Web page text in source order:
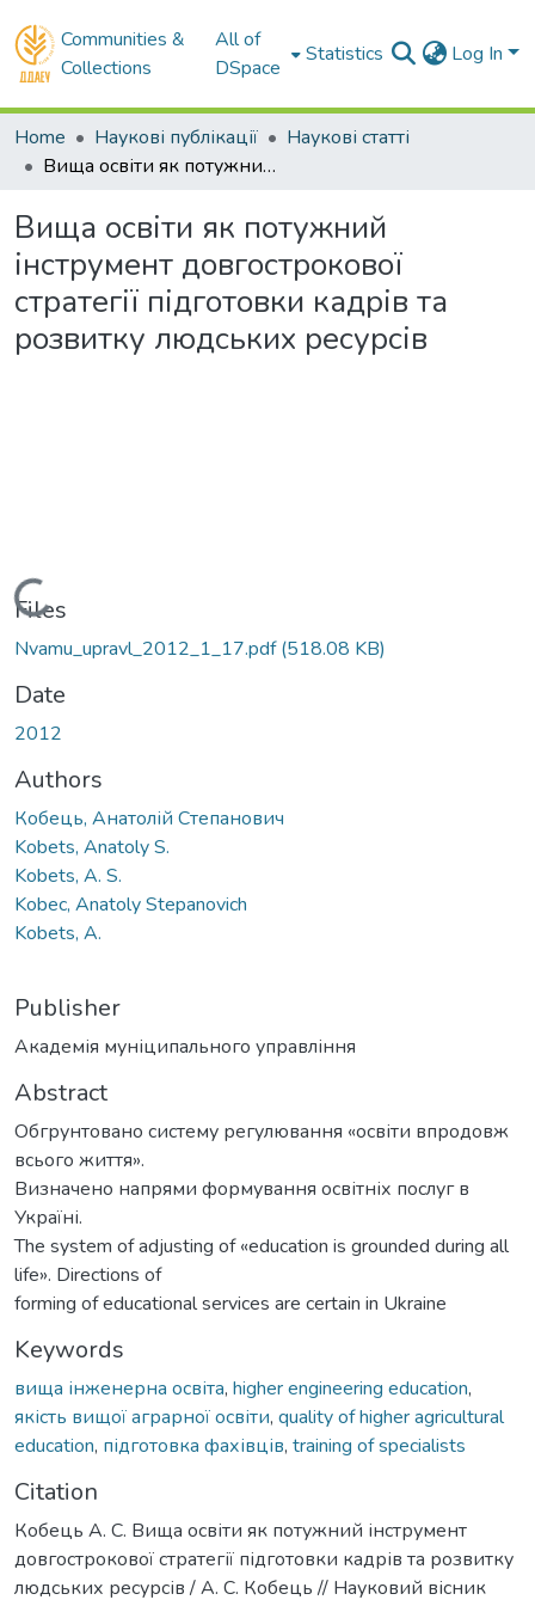
Communities &
Collections
All of
DSpace
Statistics Log In
Home Наукові публікації
Наукові статті
Вища освіти як потужний інструмент довгострокової стратегії підготовки кадрів та розвитку людських ресурсів
Вища освіти як потужний
інструмент довгострокової
стратегії підготовки кадрів та
розвитку людських ресурсів
Loading...
Files
Nvamu_upravl_2012_1_17.pdf(518.08 KB)
Date
2012
Authors
Кобець, Анатолій Степанович
Kobets, Anatoly S.
Kobets, A. S.
Kobec, Anatoly Stepanovich
Kobets, A.
Publisher
Академія муніципального управління
Abstract
Обгрунтовано систему регулювання «освіти впродовж
всього життя».
Визначено напрями формування освітніх послуг в
Україні.
The system of adjusting of «education is grounded during all
life». Directions of
forming of educational services are certain in Ukraine
Keywords
вища інженерна освіта, higher engineering education,
якість вищої аграрної освіти, quality of higher agricultural
education, підготовка фахівців, training of specialists
Citation
Кобець А. С. Вища освіти як потужний інструмент
довгострокової стратегії підготовки кадрів та розвитку
людських ресурсів / А. С. Кобець // Науковий вісник